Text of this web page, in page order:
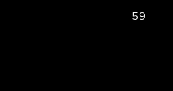
59